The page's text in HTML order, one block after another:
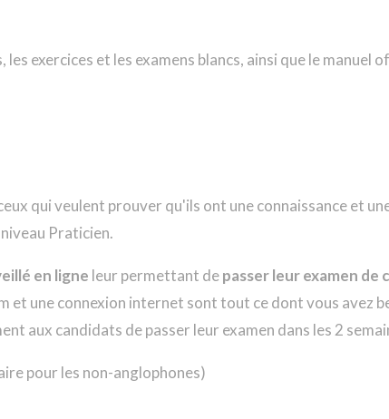
exercices et les examens blancs, ainsi que le manuel
qui veulent prouver qu'ils ont une connaissance et
Praticien.
en ligne leur permettant depasser leur examen
et une connexion internet sont tout ce dont vous avez
aux candidats de passer leur examen dans les 2
pour les non-anglophones)